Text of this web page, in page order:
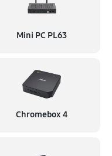
Mini PC PL63
Chromebox 4